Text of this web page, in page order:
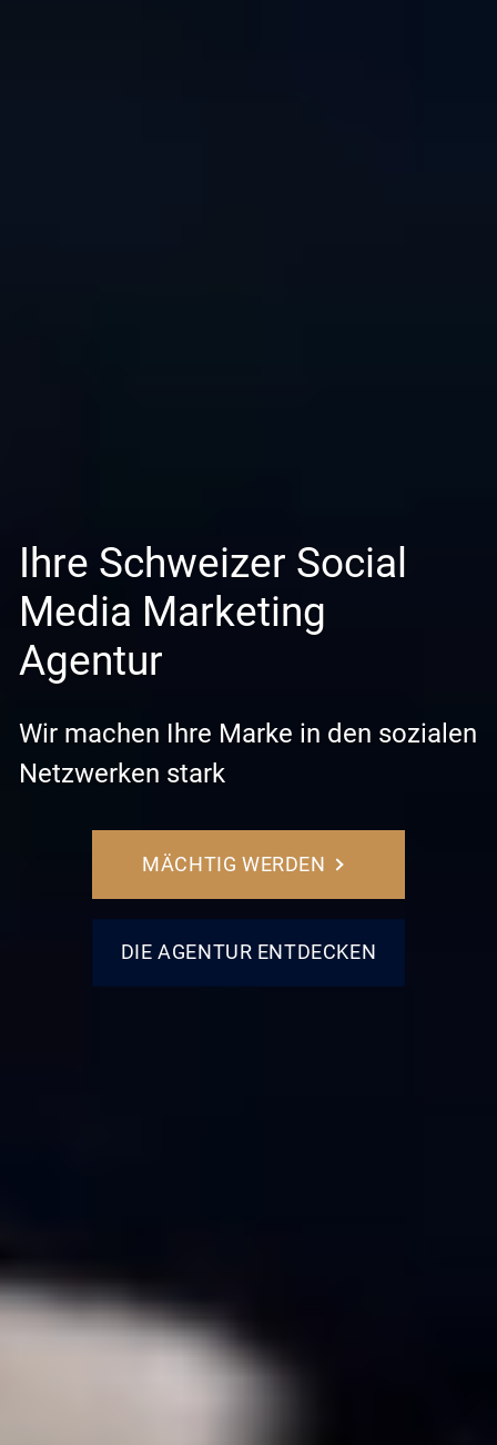
Ihre Schweizer Social
Media Marketing
Agentur
Wir machen Ihre Marke in den sozialen
Netzwerken stark
DIE AGENTUR ENTDECKEN
MÄCHTIG WERDEN